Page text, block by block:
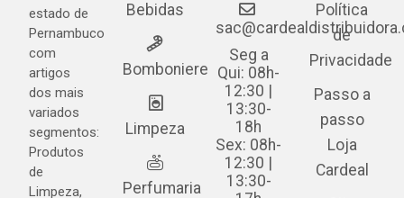
estado de
Pernambuco
com
artigos
dos mais
variados
segmentos:
Produtos
de
Limpeza,
Bebidas
Bomboniere
Limpeza
Perfumaria
Seg a
Qui: 08h-
12:30 |
13:30-
18h
Sex: 08h-
12:30 |
13:30-
Política
de
Privacidade
Passo a
passo
Loja
Cardeal